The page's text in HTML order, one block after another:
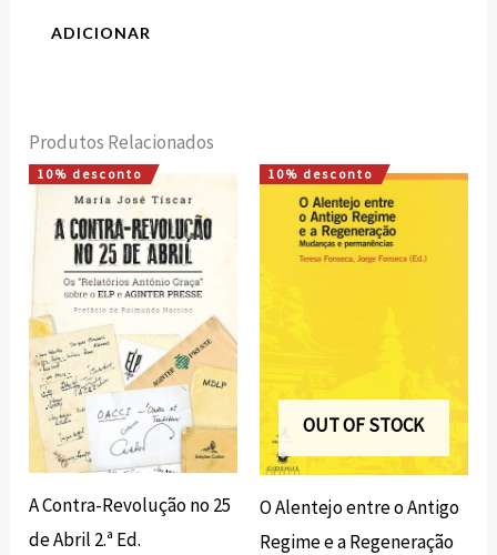
ADICIONAR
Produtos Relacionados
10% desconto
A Contra-Revolução no 25
de Abril 2.ª Ed.
O
preço
original
era:
17,00 €.
O
preço
atual
é:
15,30 €.
10% desconto
OUT OF STOCK
O Alentejo entre o Antigo
Regime e a Regeneração
O
preço
original
era:
15,00 €.
O
preço
atual
é:
13,50 €.